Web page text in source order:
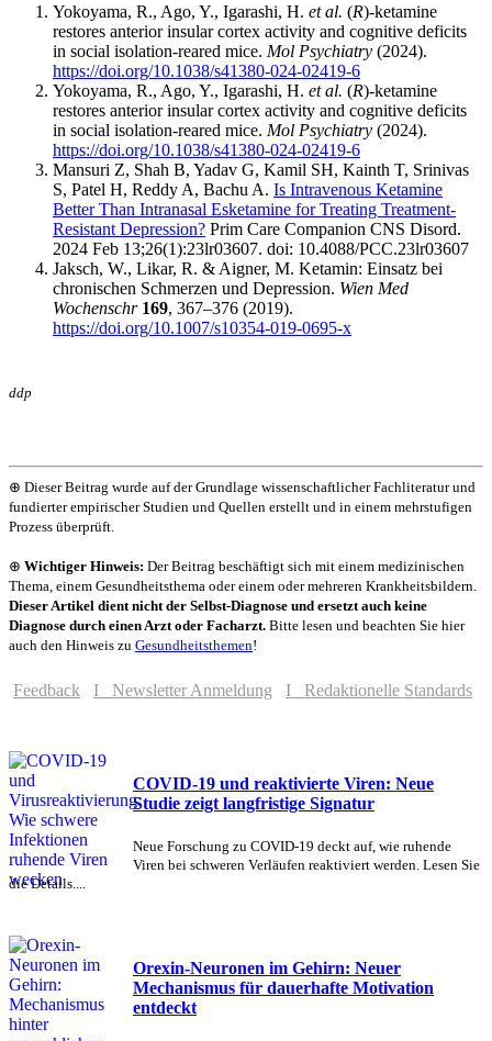
Yokoyama, R., Ago, Y., Igarashi, H. et al. (R)-ketamine
restores anterior insular cortex activity and cognitive deficits
in social isolation-reared mice. Mol Psychiatry (2024).
https://doi.org/10.1038/s41380-024-02419-6
Yokoyama, R., Ago, Y., Igarashi, H. et al. (R)-ketamine
restores anterior insular cortex activity and cognitive deficits
in social isolation-reared mice. Mol Psychiatry (2024).
https://doi.org/10.1038/s41380-024-02419-6
Mansuri Z, Shah B, Yadav G, Kamil SH, Kainth T, Srinivas
S, Patel H, Reddy A, Bachu A. Is Intravenous Ketamine
Better Than Intranasal Esketamine for Treating Treatment-
Resistant Depression? Prim Care Companion CNS Disord.
2024 Feb 13;26(1):23lr03607. doi: 10.4088/PCC.23lr03607
Jaksch, W., Likar, R. & Aigner, M. Ketamin: Einsatz bei
chronischen Schmerzen und Depression. Wien Med
Wochenschr 169, 367–376 (2019).
https://doi.org/10.1007/s10354-019-0695-x
ddp
⊕ Dieser Beitrag wurde auf der Grundlage wissenschaftlicher Fachliteratur und
fundierter empirischer Studien und Quellen erstellt und in einem mehrstufigen
Prozess überprüft.
⊕ Wichtiger Hinweis: Der Beitrag beschäftigt sich mit einem medizinischen
Thema, einem Gesundheitsthema oder einem oder mehreren Krankheitsbildern.
Dieser Artikel dient nicht der Selbst-Diagnose und ersetzt auch keine
Diagnose durch einen Arzt oder Facharzt. Bitte lesen und beachten Sie hier
auch den Hinweis zu Gesundheitsthemen!
Feedback I Newsletter Anmeldung I Redaktionelle Standards
COVID-19 und reaktivierte Viren: Neue
Studie zeigt langfristige Signatur
Neue Forschung zu COVID-19 deckt auf, wie ruhende
Viren bei schweren Verläufen reaktiviert werden. Lesen Sie
die Details....
Orexin-Neuronen im Gehirn: Neuer
Mechanismus für dauerhafte Motivation
entdeckt